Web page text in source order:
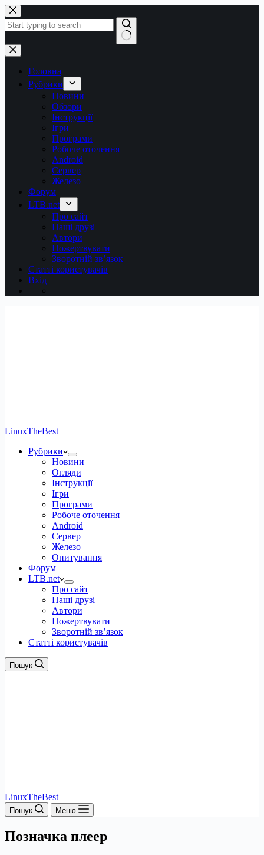
Перейти
до
вмісту
Немає
результатів
Головна
Рубрики
Новини
Обзори
Інструкції
Ігри
Програми
Робоче оточення
Android
Сервер
Железо
Форум
LTB.net
Про сайт
Наші друзі
Автори
Пожертвувати
Зворотній зв’язок
Статті користувачів
Вхід
LinuxTheBest
Рубрики
Новини
Огляди
Інструкції
Ігри
Програми
Робоче оточення
Android
Сервер
Железо
Опитування
Форум
LTB.net
Про сайт
Наші друзі
Автори
Пожертвувати
Зворотній зв’язок
Статті користувачів
Пошук
LinuxTheBest
Пошук Меню
Позначка плеер